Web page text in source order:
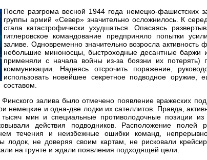
После разгрома весной 1944 года немецко-фашистских
группы армий «Север» значительно осложнилось. К
стала катастрофически ухудшаться. Опасаясь
гитлеровское командование предприняло попытки
заливе. Одновременно значительно возросла активность
небольшие миноносцы, быстроходные десантные баржи
применяли с начала войны из-за боязни их потерять)
коммуникации. Надеясь отсрочить поражение,
использовать новейшее секретное подводное оружие,
составом.
залива было отмечено появление вражеских
немецкие и одна-две лодки их сателлитов. Правда,
мин и специальные противолодочные позиции
действия подводников. Расположение полей
течения и неизбежные ошибки команд,
не доверяя своим картам, не рисковали
на грунте и ждали появления подходящей цели.